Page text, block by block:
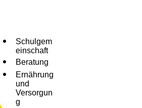
Schulgem
einschaft
Beratung
Ernährung
und
Versorgun
g